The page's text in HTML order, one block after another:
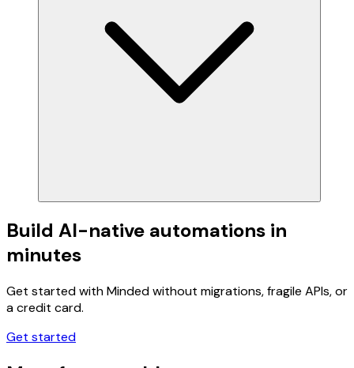
Build AI-native automations in
minutes
Get started with Minded without migrations, fragile APIs, or
a credit card.
Get started